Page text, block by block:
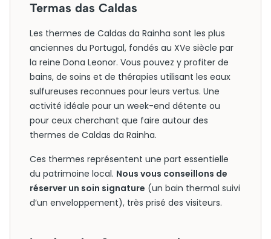
Termas das Caldas
Les thermes de Caldas da Rainha sont les plus
anciennes du Portugal, fondés au XVe siècle par
la reine Dona Leonor. Vous pouvez y profiter de
bains, de soins et de thérapies utilisant les eaux
sulfureuses reconnues pour leurs vertus. Une
activité idéale pour un week-end détente ou
pour ceux cherchant que faire autour des
thermes de Caldas da Rainha.
Ces thermes représentent une part essentielle
du patrimoine local. Nous vous conseillons de
réserver un soin signature (un bain thermal suivi
d’un enveloppement), très prisé des visiteurs.